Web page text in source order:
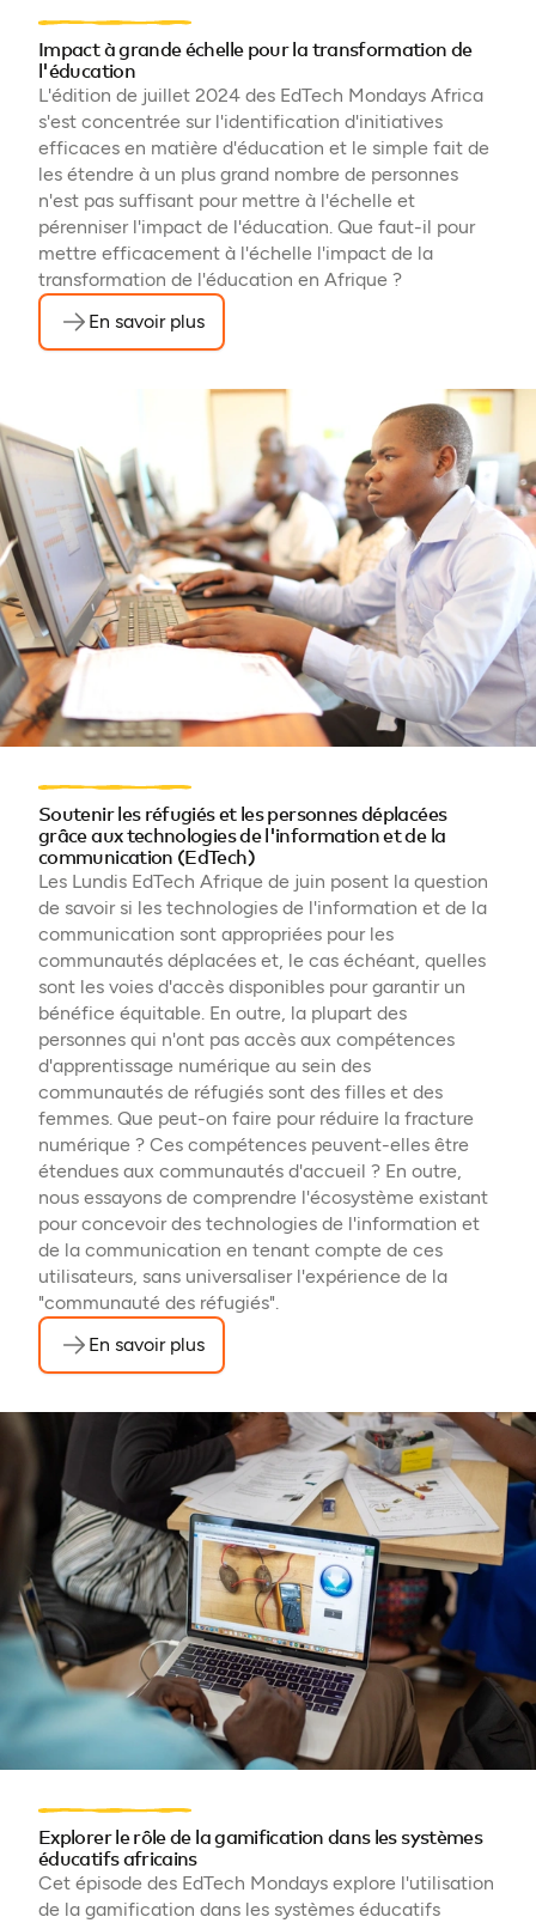
Impact à grande échelle pour la transformation de
l'éducation
L'édition de juillet 2024 des EdTech Mondays Africa
s'est concentrée sur l'identification d'initiatives
efficaces en matière d'éducation et le simple fait de
les étendre à un plus grand nombre de personnes
n'est pas suffisant pour mettre à l'échelle et
pérenniser l'impact de l'éducation. Que faut-il pour
mettre efficacement à l'échelle l'impact de la
transformation de l'éducation en Afrique ?
En savoir plus
Soutenir les réfugiés et les personnes déplacées
grâce aux technologies de l'information et de la
communication (EdTech)
Les Lundis EdTech Afrique de juin posent la question
de savoir si les technologies de l'information et de la
communication sont appropriées pour les
communautés déplacées et, le cas échéant, quelles
sont les voies d'accès disponibles pour garantir un
bénéfice équitable. En outre, la plupart des
personnes qui n'ont pas accès aux compétences
d'apprentissage numérique au sein des
communautés de réfugiés sont des filles et des
femmes. Que peut-on faire pour réduire la fracture
numérique ? Ces compétences peuvent-elles être
étendues aux communautés d'accueil ? En outre,
nous essayons de comprendre l'écosystème existant
pour concevoir des technologies de l'information et
de la communication en tenant compte de ces
utilisateurs, sans universaliser l'expérience de la
"communauté des réfugiés".
En savoir plus
Explorer le rôle de la gamification dans les systèmes
éducatifs africains
Cet épisode des EdTech Mondays explore l'utilisation
de la gamification dans les systèmes éducatifs